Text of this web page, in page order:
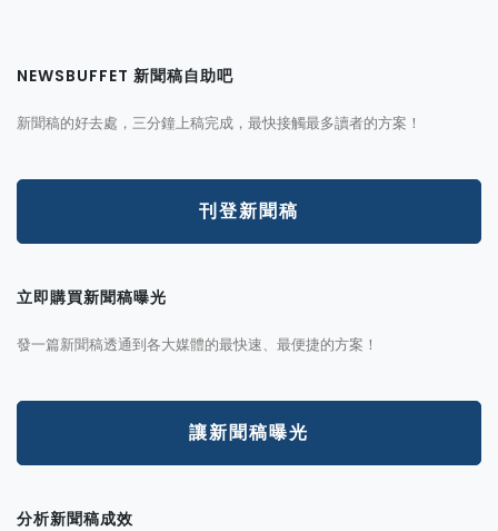
NEWSBUFFET 新聞稿自助吧
新聞稿的好去處，三分鐘上稿完成，最快接觸最多讀者的方案！
刊登新聞稿
立即購買新聞稿曝光
發一篇新聞稿透通到各大媒體的最快速、最便捷的方案！
讓新聞稿曝光
分析新聞稿成效